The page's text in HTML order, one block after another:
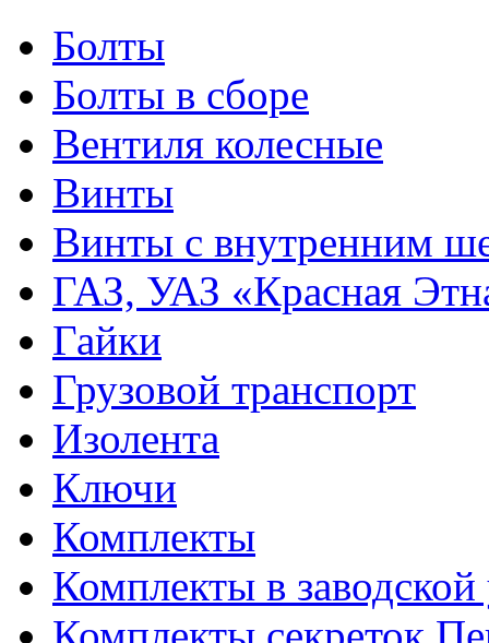
Болты
Болты в сборе
Вентиля колесные
Винты
Винты с внутренним
ГАЗ, УАЗ «Красная
Гайки
Грузовой транспорт
Изолента
Ключи
Комплекты
Комплекты в заводской